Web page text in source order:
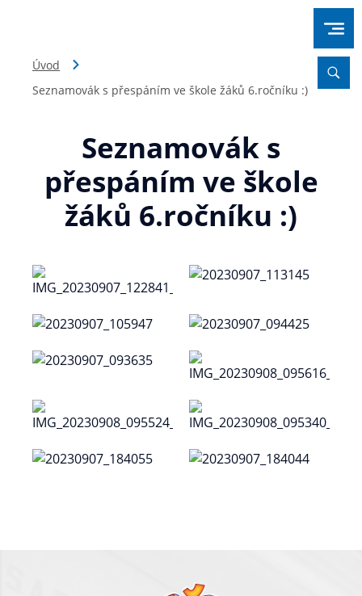
Úvod
Seznamovák s přespáním ve škole žáků 6.ročníku :)
Seznamovák s
přespáním ve škole
žáků 6.ročníku :)